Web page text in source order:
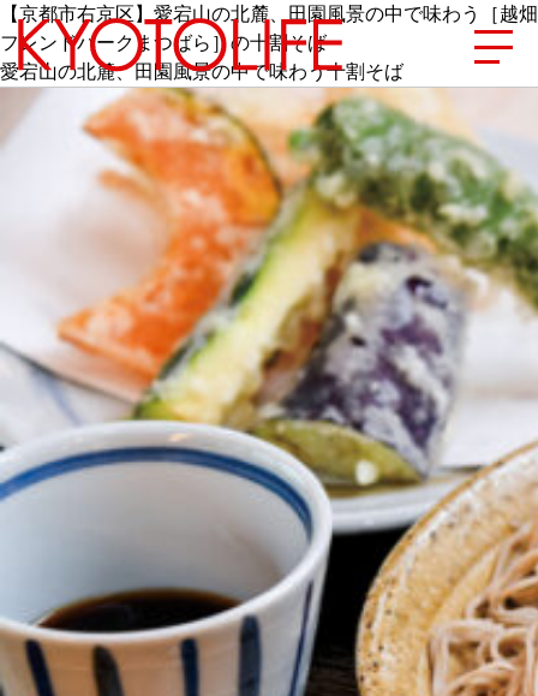
エリアから探す
地図から探す
カテゴリーから探す
SPECIAL
NEW OPEN
SERIES
ABOUT US
Instagram
【京都市右京区】愛宕山の北麓、田園風景の中で味わう［越畑
フレンドパークまつばら］の十割そば
愛宕山の北麓、田園風景の中で味わう十割そば